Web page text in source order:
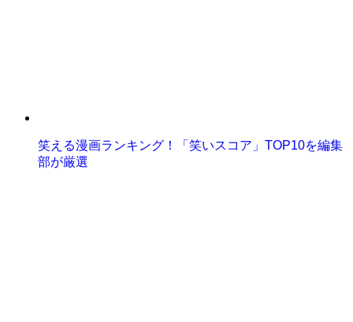
笑える漫画ランキング！「笑いスコア」TOP10を編集
部が厳選